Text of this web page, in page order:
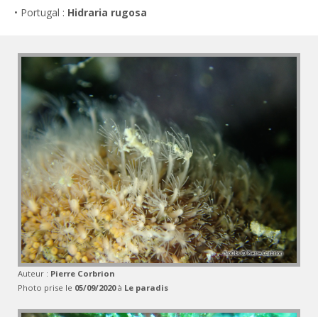
• Portugal : Hidraria rugosa
Auteur : Pierre Corbrion
Photo prise le 05/09/2020à Le paradis